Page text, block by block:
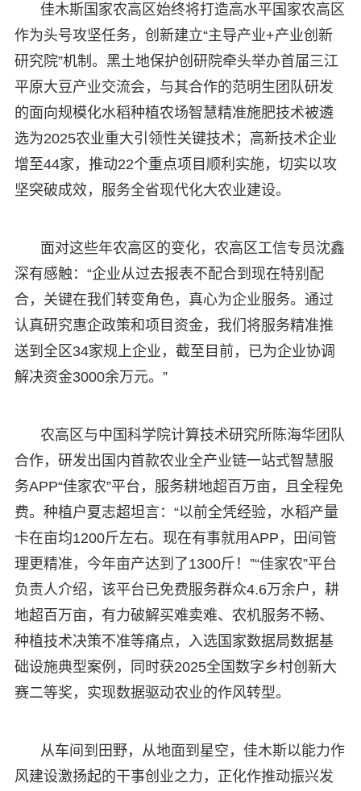
佳木斯国家农高区始终将打造高水平国家农高区
作为头号攻坚任务，创新建立“主导产业+产业创新
研究院”机制。黑土地保护创研院牵头举办首届三江
平原大豆产业交流会，与其合作的范明生团队研发
的面向规模化水稻种植农场智慧精准施肥技术被遴
选为2025农业重大引领性关键技术；高新技术企业
增至44家，推动22个重点项目顺利实施，切实以攻
坚突破成效，服务全省现代化大农业建设。
面对这些年农高区的变化，农高区工信专员沈鑫
深有感触：“企业从过去报表不配合到现在特别配
合，关键在我们转变角色，真心为企业服务。通过
认真研究惠企政策和项目资金，我们将服务精准推
送到全区34家规上企业，截至目前，已为企业协调
解决资金3000余万元。”
农高区与中国科学院计算技术研究所陈海华团队
合作，研发出国内首款农业全产业链一站式智慧服
务APP“佳家农”平台，服务耕地超百万亩，且全程免
费。种植户夏志超坦言：“以前全凭经验，水稻产量
卡在亩均1200斤左右。现在有事就用APP，田间管
理更精准，今年亩产达到了1300斤！”“佳家农”平台
负责人介绍，该平台已免费服务群众4.6万余户，耕
地超百万亩，有力破解买难卖难、农机服务不畅、
种植技术决策不准等痛点，入选国家数据局数据基
础设施典型案例，同时获2025全国数字乡村创新大
赛二等奖，实现数据驱动农业的作风转型。
从车间到田野，从地面到星空，佳木斯以能力作
风建设激扬起的干事创业之力，正化作推动振兴发